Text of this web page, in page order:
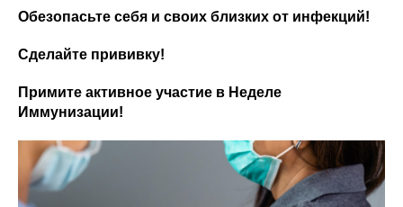
Обезопасьте себя и своих близких от инфекций!
Сделайте прививку!
Примите активное участие в Неделе
Иммунизации!